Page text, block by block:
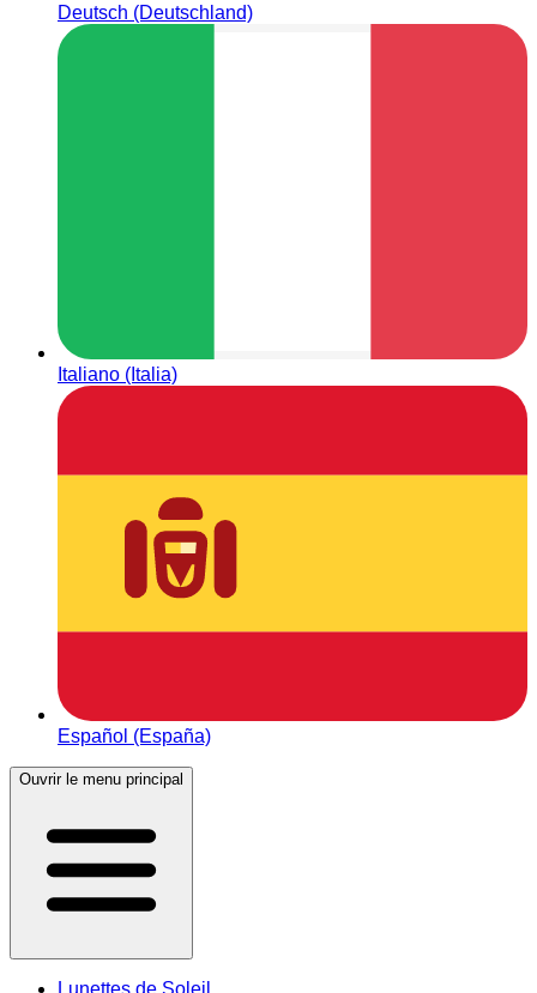
Deutsch (Deutschland)
Italiano (Italia)
Español (España)
Ouvrir le menu principal
Lunettes de Soleil